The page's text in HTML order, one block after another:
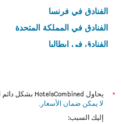
الفنادق في فرنسا
الفنادق في المملكة المتحدة
الفنادق في إيطاليا
*
يحاول HotelsCombined بشكل دائم الحصول على الأسعار الدقيقة، ولكن
لا يمكن ضمان الأسعار .
إليك السبب: